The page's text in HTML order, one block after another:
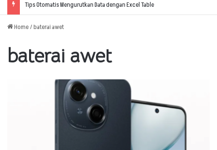
Tips Otomatis Mengurutkan Data dengan Excel Table
Home/baterai awet
baterai awet